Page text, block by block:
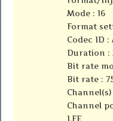
Mode : 16
Format
Codec ID :
Duration :
Bit rate
Bit rate :
Channel
LFE